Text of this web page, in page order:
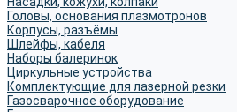
Головы, основания плазмотронов
Корпусы, разъёмы
Шлейфы, кабеля
Наборы балеринок
Циркульные устройства
Комплектующие для лазерной резки
Газосварочное оборудование